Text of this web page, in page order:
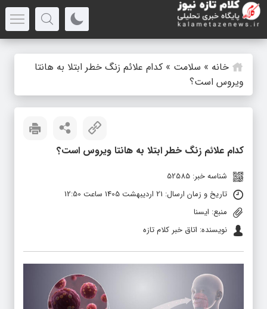
خانه » سلامت » کدام علائم زنگ خطر ابتلا به هانتا
ویروس است؟
کدام علائم زنگ خطر ابتلا به هانتا ویروس است؟
شناسه خبر: 52585
تاریخ و زمان ارسال: 21 اردیبهشت 1405 ساعت 12:50
منبع: ایسنا
نویسنده: اتاق خبر کلام تازه